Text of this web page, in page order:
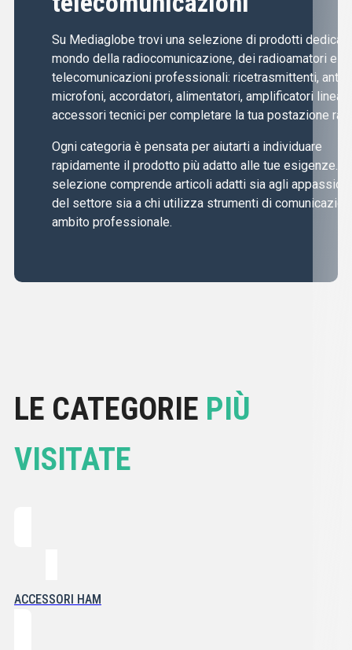
Su Mediaglobe trovi una selezione di prodotti dedicati
mondo della radiocomunicazione, dei radioamatori e
telecomunicazioni professionali: ricetrasmittenti,
microfoni, accordatori, alimentatori, amplificatori
accessori tecnici per completare la tua postazione
Ogni categoria è pensata per aiutarti a individuare
rapidamente il prodotto più adatto alle tue esigenze.
selezione comprende articoli adatti sia agli
del settore sia a chi utilizza strumenti di
ambito professionale.
LE CATEGORIE PIÙ
VISITATE
ACCESSORI HAM